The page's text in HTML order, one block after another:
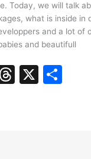
Today, we will talk
what is inside in
and a lot of
and beautifull
T
X